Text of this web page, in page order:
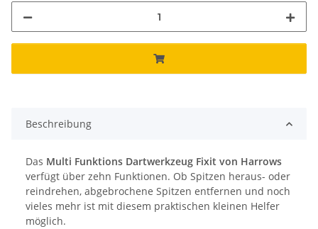
Beschreibung
Das Multi Funktions Dartwerkzeug Fixit von Harrows
verfügt über zehn Funktionen. Ob Spitzen heraus- oder
reindrehen, abgebrochene Spitzen entfernen und noch
vieles mehr ist mit diesem praktischen kleinen Helfer
möglich.